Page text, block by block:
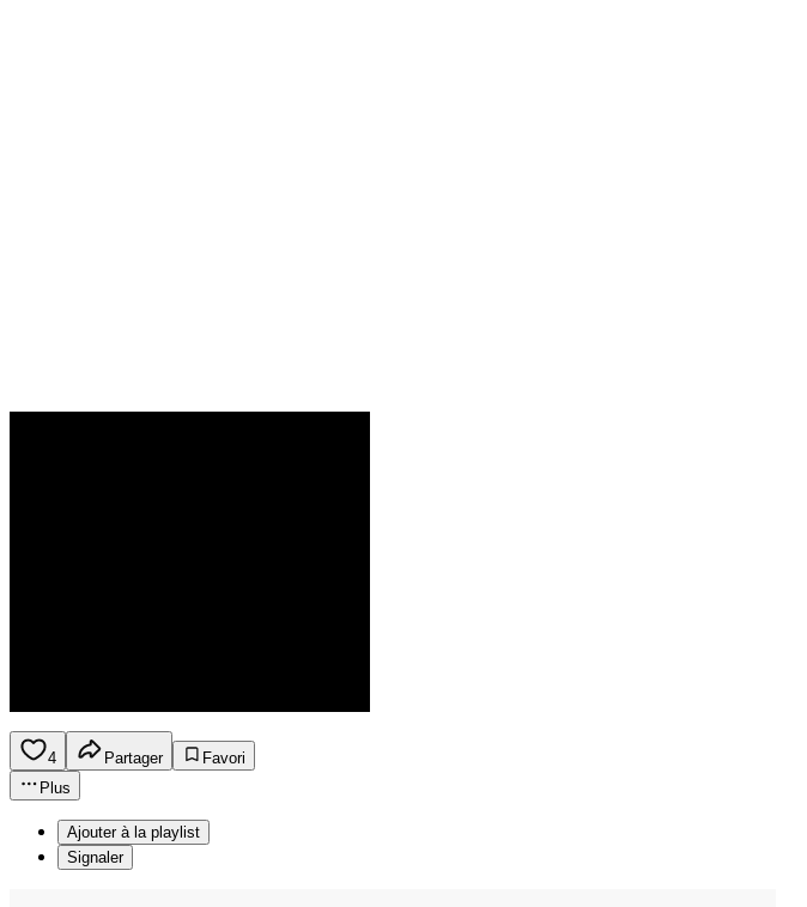
4 Partager
Favori
Plus
Ajouter à la playlist
Signaler